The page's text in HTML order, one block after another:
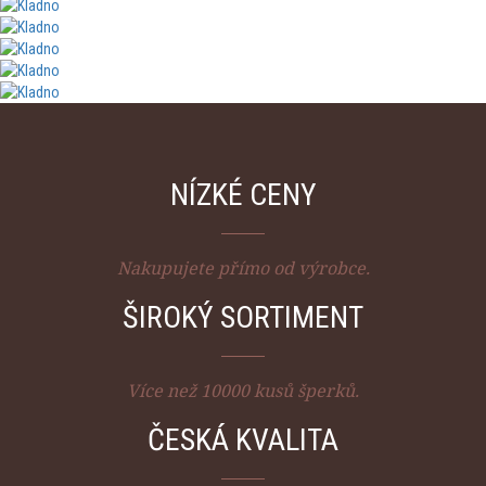
NÍZKÉ CENY
Nakupujete přímo od výrobce.
ŠIROKÝ SORTIMENT
Více než 10000 kusů šperků.
ČESKÁ KVALITA